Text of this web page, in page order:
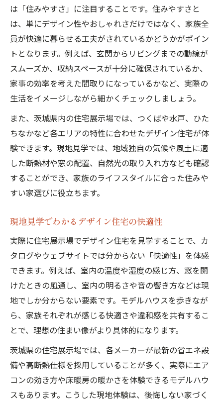
は「住みやすさ」に注目することです。住みやすさと
は、単にデザイン性やおしゃれさだけではなく、家族全
員が快適に暮らせる工夫がされているかどうかがポイン
トとなります。例えば、玄関からリビングまでの動線が
スムーズか、収納スペースが十分に確保されているか、
家事の効率を考えた間取りになっているかなど、実際の
生活をイメージしながら細かくチェックしましょう。
また、茨城県内の住宅展示場では、つくばや水戸、ひた
ちなかなど各エリアの特性に合わせたデザイン住宅が体
験できます。現地見学では、地域独自の気候や風土に適
した断熱材や窓の配置、自然光の取り入れ方なども確認
することができ、家族のライフスタイルに合った住みや
すい家選びに役立ちます。
現地見学でわかるデザイン住宅の快適性
実際に住宅展示場でデザイン住宅を見学することで、カ
タログやウェブサイトでは分からない「快適性」を体感
できます。例えば、室内の温度や湿度の感じ方、窓を開
けたときの風通し、室内の明るさや音の響き方などは現
地でしか分からない要素です。モデルハウスを歩きなが
ら、家族それぞれが感じる快適さや違和感を共有するこ
とで、理想の住まい像がより具体的になります。
茨城県の住宅展示場では、各メーカーが最新の省エネ設
備や高断熱仕様を採用していることが多く、実際にエア
コンの効き方や床暖房の暖かさを体験できるモデルハウ
スもあります。こうした現地体験は、後悔しない家づく